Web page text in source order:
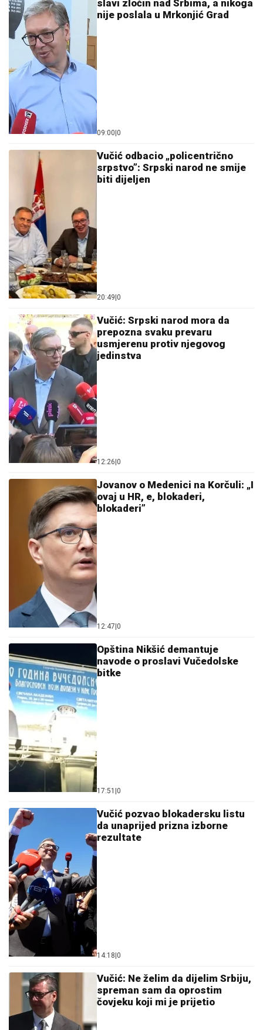
slavi zločin nad Srbima, a nikoga
nije poslala u Mrkonjić Grad
09:00|0
Vučić odbacio „policentrično
srpstvo”: Srpski narod ne smije
biti dijeljen
20:49|0
Vučić: Srpski narod mora da
prepozna svaku prevaru
usmjerenu protiv njegovog
jedinstva
12:26|0
Jovanov o Medenici na Korčuli: „I
ovaj u HR, e, blokaderi,
blokaderi”
12:47|0
Opština Nikšić demantuje
navode o proslavi Vučedolske
bitke
17:51 |0
Vučić pozvao blokadersku listu
da unaprijed prizna izborne
rezultate
14:18|0
Vučić: Ne želim da dijelim Srbiju,
spreman sam da oprostim
čovjeku koji mi je prijetio